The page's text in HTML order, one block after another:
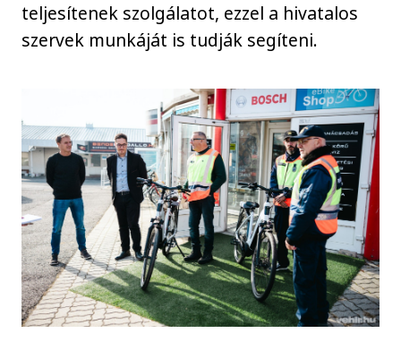
teljesítenek szolgálatot, ezzel a hivatalos
szervek munkáját is tudják segíteni.